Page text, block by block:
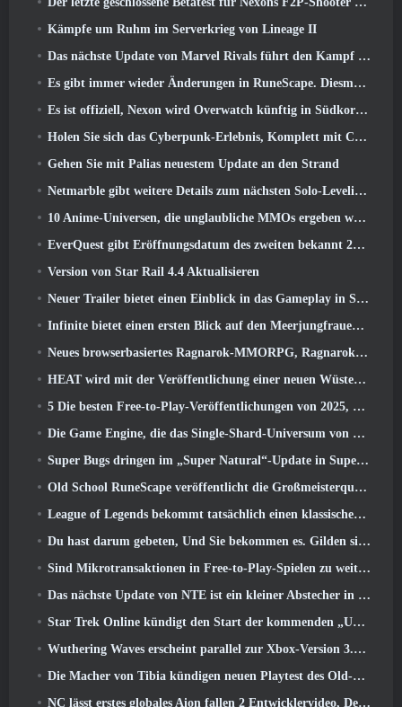
Kämpfe um Ruhm im Serverkrieg von Lineage II
Das nächste Update von Marvel Rivals führt den Kampf zu den Göttern
Es gibt immer wieder Änderungen in RuneScape. Diesmal handelt es sich um Spielerunterkünfte
Es ist offiziell, Nexon wird Overwatch künftig in Südkorea veröffentlichen
Holen Sie sich das Cyberpunk-Erlebnis, Komplett mit Cyberpsychose, Im nächsten Crossover-Event von Apex Legends
Gehen Sie mit Palias neuestem Update an den Strand
Netmarble gibt weitere Details zum nächsten Solo-Leveling-Spiel bekannt, Solo-Leveling: KARMA auf der Anime Expo
10 Anime-Universen, die unglaubliche MMOs ergeben würden
EverQuest gibt Eröffnungsdatum des zweiten bekannt 2026 Zeitlich begrenzter Erweiterungsserver
Version von Star Rail 4.4 Aktualisieren
Neuer Trailer bietet einen Einblick in das Gameplay in Silver Palace
Infinite bietet einen ersten Blick auf den Meerjungfrauen-ähnlichen Helden, der in SS13 erscheint: Nachlicht
Neues browserbasiertes Ragnarok-MMORPG, Ragnarok-Universum angekündigt
HEAT wird mit der Veröffentlichung einer neuen Wüstenkarte heißer
5 Die besten Free-to-Play-Veröffentlichungen von 2025, Lohnt es sich noch, in ihnen zu spielen? 2026?
Die Game Engine, die das Single-Shard-Universum von Eve Online antreibt, ist jetzt Open Source
Super Bugs dringen im „Super Natural“-Update in Super Animal Royale ein
Old School RuneScape veröffentlicht die Großmeisterquest „The Blood Moon Rises“., Eine 20-jährige Questreihe geht zu Ende
League of Legends bekommt tatsächlich einen klassischen Modus
Du hast darum gebeten, Und Sie bekommen es. Gilden sind jetzt in Eterspire verfügbar
Sind Mikrotransaktionen in Free-to-Play-Spielen zu weit gegangen??
Das nächste Update von NTE ist ein kleiner Abstecher in ein Fantasy-Tabletop-Spiel
Star Trek Online kündigt den Start der kommenden „Undiscovered“-Staffel an
Wuthering Waves erscheint parallel zur Xbox-Version 3.5 Aktualisieren
Die Macher von Tibia kündigen neuen Playtest des Old-School-Zombie-MMORPGs an, Online bestehen bleiben
NC lässt erstes globales Aion fallen 2 Entwicklervideo, Details zum Spiel teilen